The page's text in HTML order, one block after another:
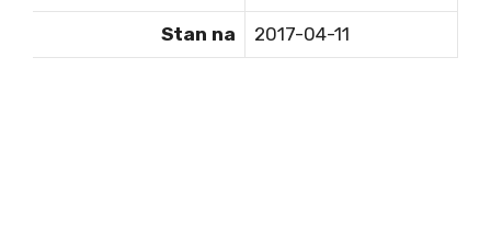
Stan na 2017-04-11